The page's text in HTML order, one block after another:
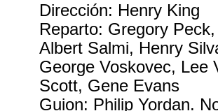
Dirección: Henry King
Reparto: Gregory
Albert Salmi, Henry
George Voskovec, Lee
Scott, Gene Evans
Guion: Philip Yordan.